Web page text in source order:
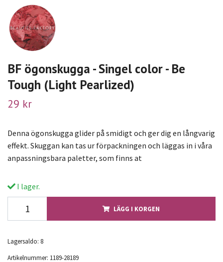
BF ögonskugga - Singel color - Be
Tough (Light Pearlized)
29 kr
Denna ögonskugga glider på smidigt och ger dig en långvarig
effekt. Skuggan kan tas ur förpackningen och läggas in i våra
anpassningsbara paletter, som finns at
I lager.
LÄGG I KORGEN
Lagersaldo: 8
Artikelnummer: 1189-28189